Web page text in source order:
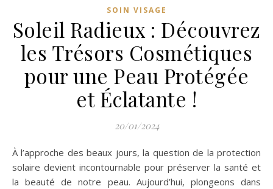
SOIN VISAGE
Soleil Radieux : Découvrez
les Trésors Cosmétiques
pour une Peau Protégée
et Éclatante !
20/01/2024
À l’approche des beaux jours, la question de la protection
solaire devient incontournable pour préserver la santé et
la beauté de notre peau. Aujourd’hui, plongeons dans